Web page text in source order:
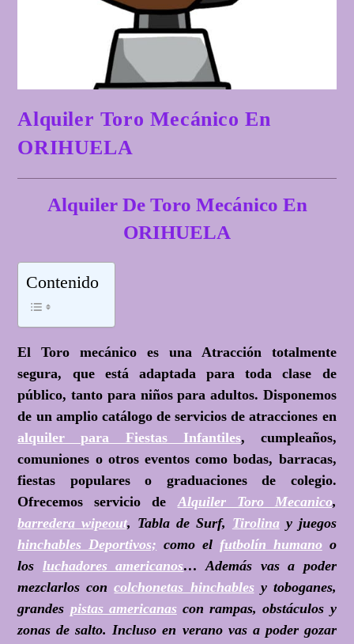
Alquiler Toro Mecánico En
ORIHUELA
Alquiler De Toro Mecánico En
ORIHUELA
Contenido
El Toro mecánico es una Atracción totalmente
segura, que está adaptada para toda clase de
público, tanto para niños para adultos. Disponemos
de un amplio catálogo de servicios de atracciones en
alquiler para Fiestas Infantiles, cumpleaños,
comuniones o otros eventos como bodas, barracas,
fiestas populares o graduaciones de colegio.
Ofrecemos servicio deAlquiler Toro Mecanico,
barredera wipeout, Tabla de Surf, Tirolinay juegos
hinchables Deportivos; como el futbolín humanoo
los luchadores americanos… Además vas a poder
mezclarlos concolchonetas hinchablesy toboganes,
grandes pistas americanascon rampas, obstáculos y
zonas de salto. Incluso en verano vas a poder gozar